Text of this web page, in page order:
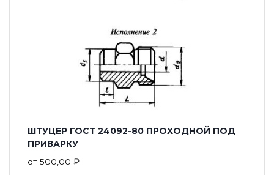
ШТУЦЕР ГОСТ 24092-80 ПРОХОДНОЙ ПОД
ПРИВАРКУ
от 500,00 ₽